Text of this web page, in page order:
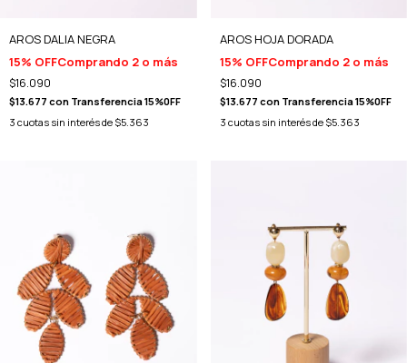
AROS DALIA NEGRA
15% OFFComprando 2 o más
$16.090
$13.677 con Transferencia 15%0FF
3 cuotas sin interés de $5.363
AROS HOJA DORADA
15% OFFComprando 2 o más
$16.090
$13.677 con Transferencia 15%0FF
3 cuotas sin interés de $5.363